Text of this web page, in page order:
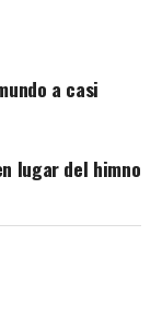
a casi
lugar del himno